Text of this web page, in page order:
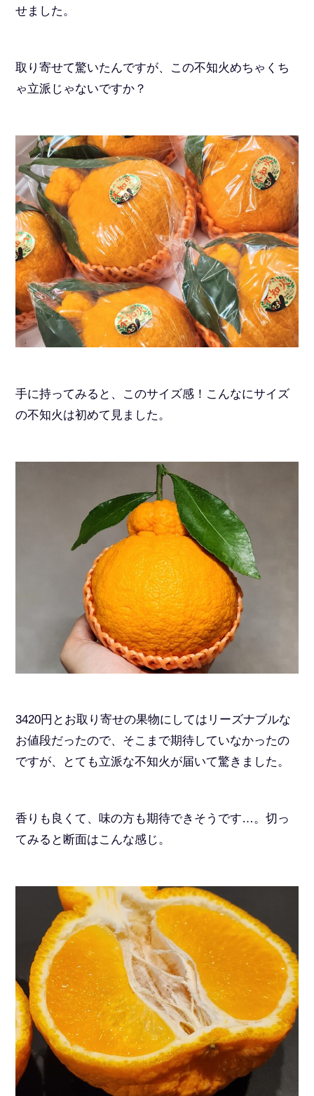
せました。
取り寄せて驚いたんですが、この不知火めちゃくち
ゃ立派じゃないですか？
手に持ってみると、このサイズ感！こんなにサイズ
の不知火は初めて見ました。
3420円とお取り寄せの果物にしてはリーズナブルな
お値段だったので、そこまで期待していなかったの
ですが、とても立派な不知火が届いて驚きました。
香りも良くて、味の方も期待できそうです…。切っ
てみると断面はこんな感じ。